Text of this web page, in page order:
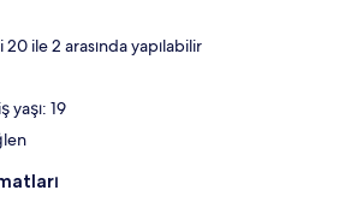
ile 2 arasında yapılabilir
yaşı: 19